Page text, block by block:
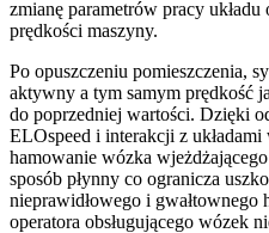
zmianę parametrów pracy
prędkości maszyny.
Po opuszczeniu pomieszczenia,
aktywny a tym samym prędkość
do poprzedniej wartości. Dzięki
ELOspeed i interakcji z
hamowanie wózka
sposób płynny co ogranicza
nieprawidłowego i
operatora obsługującego wózek